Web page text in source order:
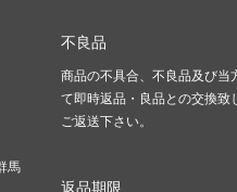
馬
不良品
商品の不具合、不良品及び当
て即時返品・良品との交換致
ご返送下さい。
返品期限